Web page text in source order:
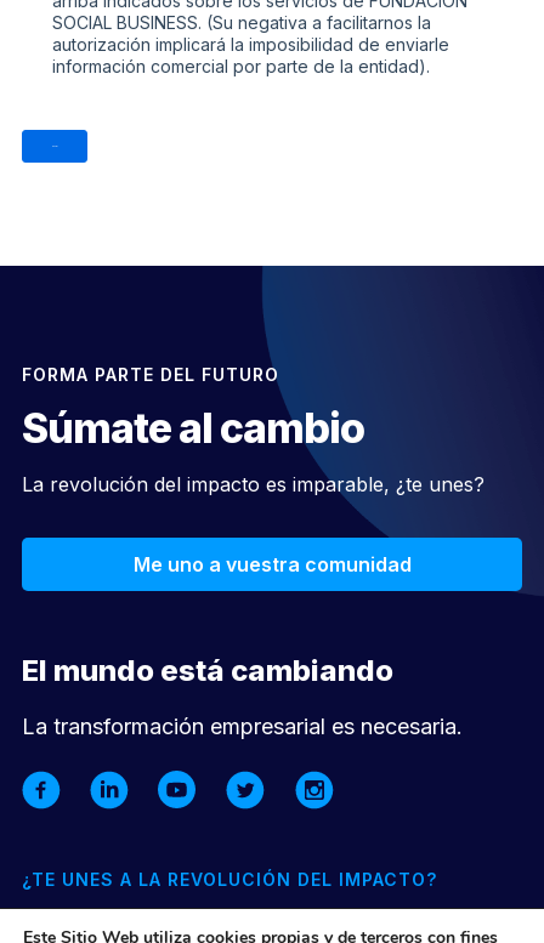
FORMA PARTE DEL FUTURO
Súmate al cambio
La revolución del impacto es imparable, ¿te unes?
Me uno a vuestra comunidad
El mundo está cambiando
La transformación empresarial es necesaria.
¿TE UNES A LA REVOLUCIÓN DEL IMPACTO?
Este Sitio Web utiliza cookies propias y de terceros con fines